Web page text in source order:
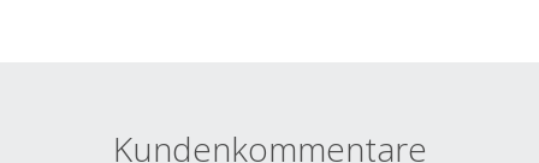
Kundenkommentare